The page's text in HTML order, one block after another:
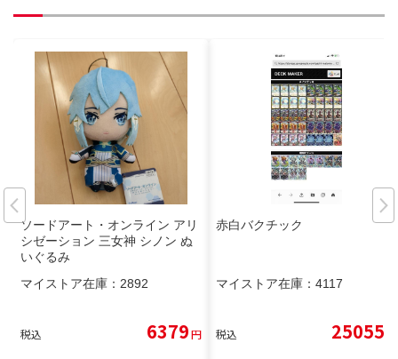
ソードアート・オンライン アリ
シゼーション 三女神 シノン ぬ
いぐるみ
マイストア在庫： 2892
税込 6379円
赤白バクチック
マイストア在庫： 4117
税込 25055